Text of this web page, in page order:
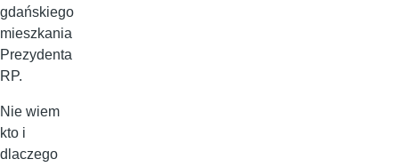
gdańskiego
mieszkania
Prezydenta
RP.
Nie wiem
kto i
dlaczego